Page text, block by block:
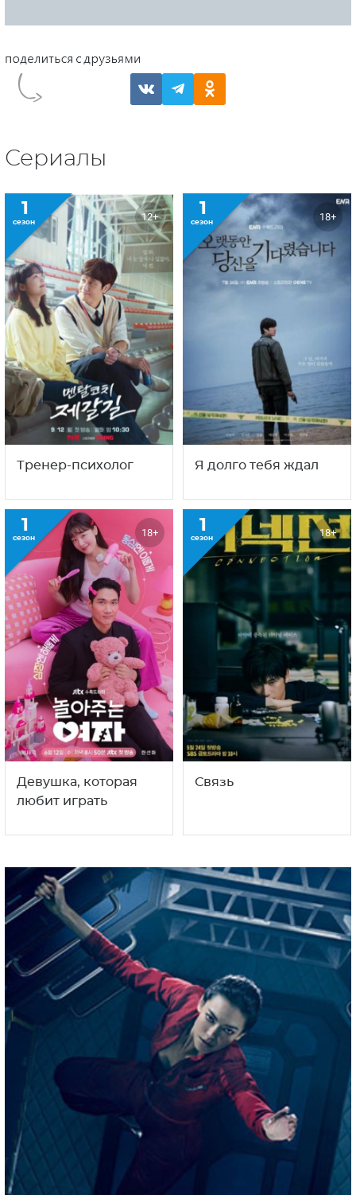
Сериалы
1
сезон 12+
Тренер-психолог
1
сезон 18+
Я долго тебя ждал
1
сезон 18+
Девушка, которая
любит играть
1
сезон 18+
Связь